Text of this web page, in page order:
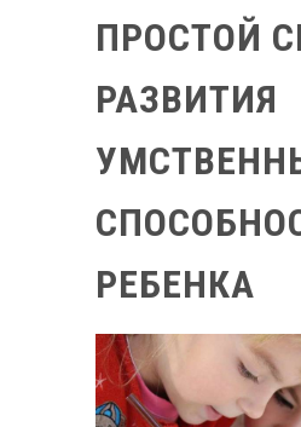
ПРОСТОЙ
РАЗВИТИЯ
РЕБЕНКА